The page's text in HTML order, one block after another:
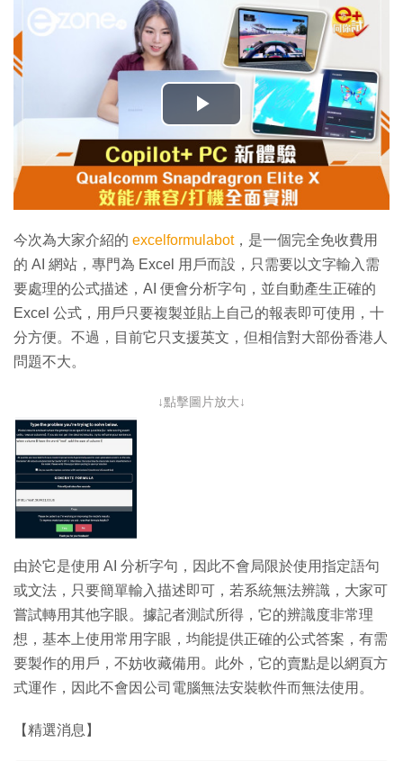
播
放
影
片
今次為大家介紹的 excelformulabot，是一個完全免收費用
的 AI 網站，專門為 Excel 用戶而設，只需要以文字輸入需
要處理的公式描述，AI 便會分析字句，並自動產生正確的
Excel 公式，用戶只要複製並貼上自己的報表即可使用，十
分方便。不過，目前它只支援英文，但相信對大部份香港人
問題不大。
↓點擊圖片放大↓
由於它是使用 AI 分析字句，因此不會局限於使用指定語句
或文法，只要簡單輸入描述即可，若系統無法辨識，大家可
嘗試轉用其他字眼。據記者測試所得，它的辨識度非常理
想，基本上使用常用字眼，均能提供正確的公式答案，有需
要製作的用戶，不妨收藏備用。此外，它的賣點是以網頁方
式運作，因此不會因公司電腦無法安裝軟件而無法使用。
【精選消息】